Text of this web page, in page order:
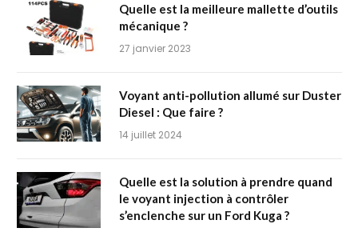
Quelle est la meilleure mallette d’outils
mécanique ?
27 janvier 2023
Voyant anti-pollution allumé sur Duster
Diesel : Que faire ?
14 juillet 2024
Quelle est la solution à prendre quand
le voyant injection à contrôler
s’enclenche sur un Ford Kuga ?